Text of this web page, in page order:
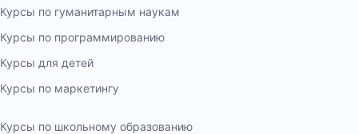
Курсы по гуманитарным наукам
Курсы по программированию
Курсы для детей
Курсы по маркетингу
Курсы по школьному образованию